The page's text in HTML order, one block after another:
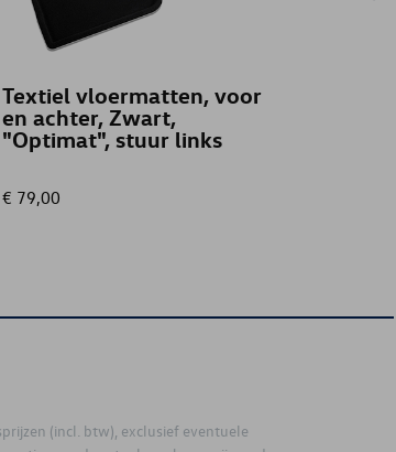
Textiel vloermatten, voor
en achter, Zwart,
"Optimat", stuur links
€ 79,00
(incl. btw), exclusief eventuele